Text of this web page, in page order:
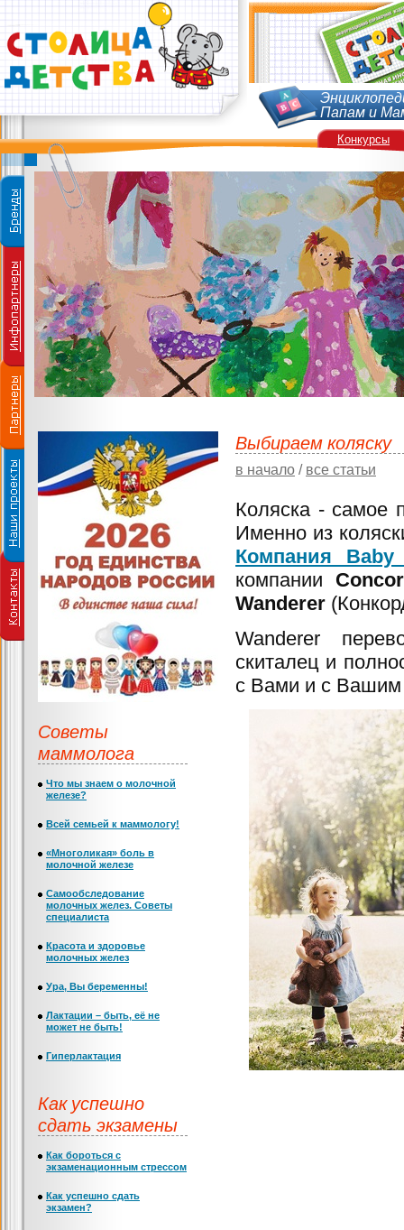
Папам и
Выбираем коляску
в начало / все статьи
Коляска - самое
Именно из
Компания Baby
компании
Wanderer
Wanderer
скиталец и
с Вами и с
Советы
маммолога
Что мы знаем о молочной
железе?
Всей семьей к маммологу!
«Многоликая» боль в
молочной железе
Самообследование
молочных желез. Советы
специалиста
Красота и здоровье
молочных желез
Ура, Вы беременны!
Лактации – быть, её не
может не быть!
Гиперлактация
Как успешно
сдать экзамены
Как бороться с
экзаменационным стрессом
Как успешно сдать
экзамен?
Конкурсы